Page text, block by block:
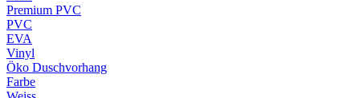
Premium PVC
PVC
EVA
Vinyl
Öko Duschvorhang
Farbe